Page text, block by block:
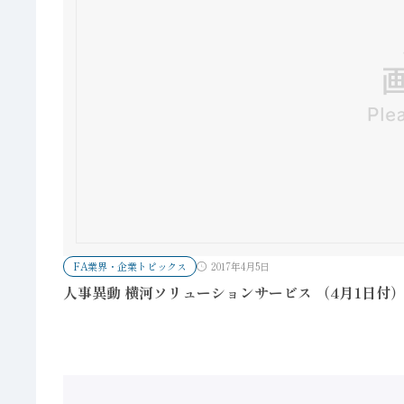
FA業界・企業トピックス 2017年4月5日
人事異動 横河ソリューションサービス （4月1日付）